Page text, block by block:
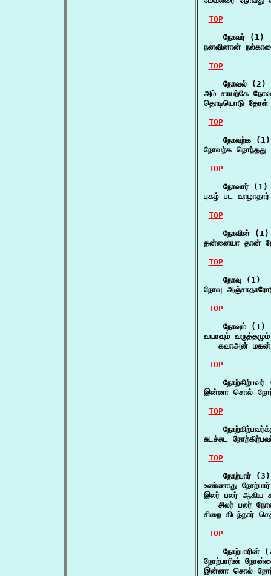
TOP
    நோவர் (1)
நனவினான்
TOP
    நோவல் (2)
அம் சாயற்கே
தொடியொடு
TOP
    நோவற்க (1)
நோவற்க நொந்தது
TOP
    நோவார் (1)
புகழ் பட
TOP
    நோவின் (1)
தன்னையா தான்
TOP
    நோவு (1)
நோவு
TOP
    நோவும் (1)
வயாவும்
கவாஅன் மகன்
TOP
நோற்கிற்பவர்
இன்னா சொல்
TOP
சுடச்சுட
TOP
    நோற்பார் (3)
உண்ணாது நோற்பார்
இலர் பலர் ஆகிய
சிலர் பலர்
சிறை கிடந்தார்
TOP
நோற்பாரின்
நோற்பாரின்
இன்னா சொல்